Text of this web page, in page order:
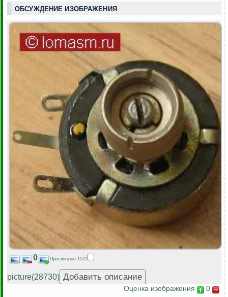
ОБСУЖДЕНИЕ ИЗОБРАЖЕНИЯ
0 Просмотров 1521
picture(28730)
Оценка изображения 0